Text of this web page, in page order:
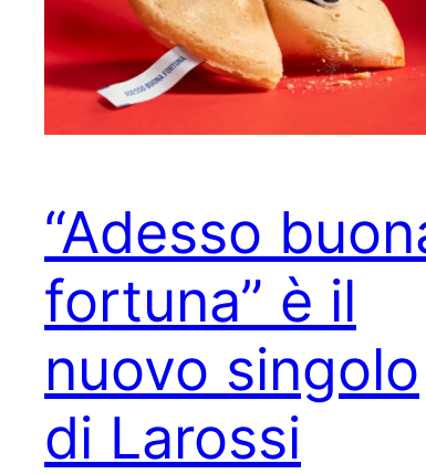
“Adesso
fortuna” è il
nuovo singolo
di Larossi